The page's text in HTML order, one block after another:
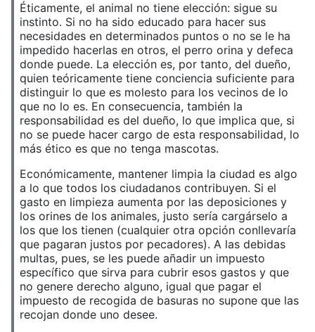
Éticamente, el animal no tiene elección: sigue su
instinto. Si no ha sido educado para hacer sus
necesidades en determinados puntos o no se le ha
impedido hacerlas en otros, el perro orina y defeca
donde puede. La elección es, por tanto, del dueño,
quien teóricamente tiene conciencia suficiente para
distinguir lo que es molesto para los vecinos de lo
que no lo es. En consecuencia, también la
responsabilidad es del dueño, lo que implica que, si
no se puede hacer cargo de esta responsabilidad, lo
más ético es que no tenga mascotas.
Económicamente, mantener limpia la ciudad es algo
a lo que todos los ciudadanos contribuyen. Si el
gasto en limpieza aumenta por las deposiciones y
los orines de los animales, justo sería cargárselo a
los que los tienen (cualquier otra opción conllevaría
que pagaran justos por pecadores). A las debidas
multas, pues, se les puede añadir un impuesto
específico que sirva para cubrir esos gastos y que
no genere derecho alguno, igual que pagar el
impuesto de recogida de basuras no supone que las
recojan donde uno desee.